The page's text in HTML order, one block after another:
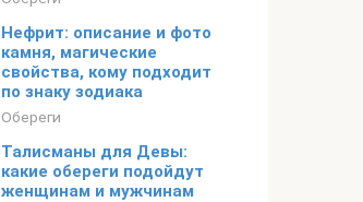
Нефрит: описание и фото
камня, магические
свойства, кому подходит
по знаку зодиака
Обереги
Талисманы для Девы:
какие обереги подойдут
женщинам и мужчинам